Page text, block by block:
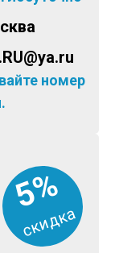
номер
5%
скидка